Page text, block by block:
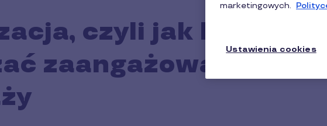
czyli jak
zaangażowanie sił
marketingowych.
Ustawienia cookies